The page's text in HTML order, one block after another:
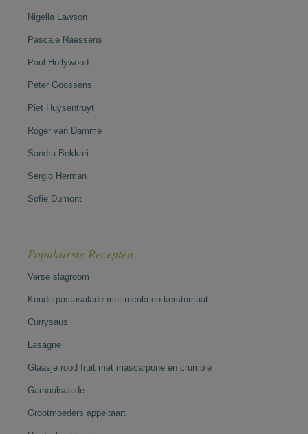
Nigella Lawson
Pascale Naessens
Paul Hollywood
Peter Goossens
Piet Huysentruyt
Roger van Damme
Sandra Bekkari
Sergio Herman
Sofie Dumont
Populairste Recepten
Verse slagroom
Koude pastasalade met rucola en kerstomaat
Currysaus
Lasagne
Glaasje rood fruit met mascarpone en crumble
Garnaalsalade
Grootmoeders appeltaart